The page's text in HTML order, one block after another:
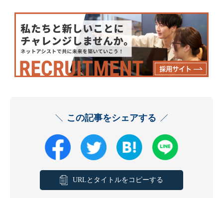
この記事をシェアする
URLとタイトルをコピーする